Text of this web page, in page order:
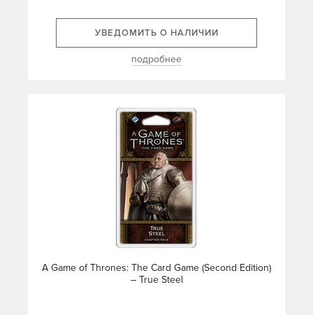
УВЕДОМИТЬ О НАЛИЧИИ
подробнее
A Game of Thrones: The Card Game (Second Edition)
– True Steel